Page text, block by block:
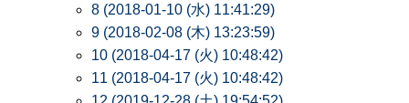
8 (2018-01-10 (水) 11:41:29)
9 (2018-02-08 (木) 13:23:59)
10 (2018-04-17 (火) 10:48:42)
11 (2018-04-17 (火) 10:48:42)